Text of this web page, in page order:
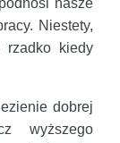
nasze
Niestety,
rzadko kiedy
dobrej
wyższego